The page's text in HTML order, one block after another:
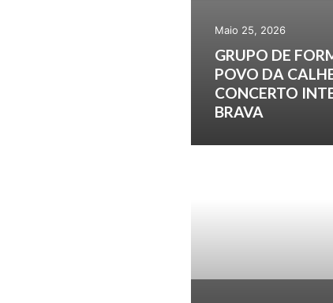
Maio 25, 2026
GRUPO DE
POVO DA
CONCERTO
BRAVA